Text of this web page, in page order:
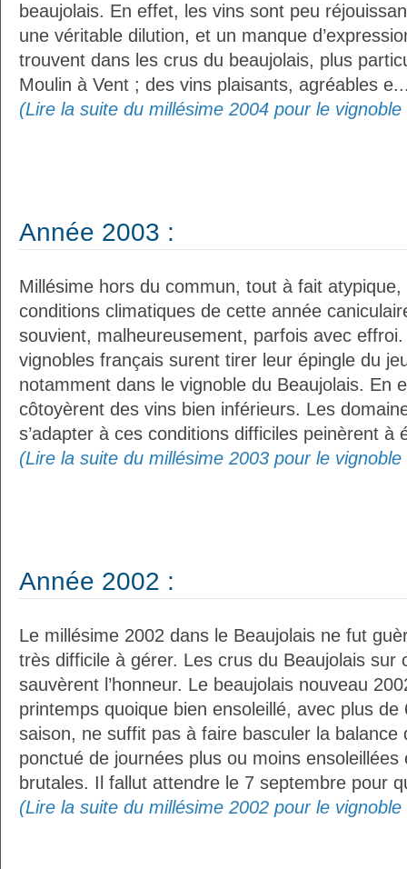
beaujolais. En effet, les vins sont peu
une véritable dilution, et un manque
trouvent dans les crus du beaujolais, plus
Moulin à Vent ; des vins plaisants, agréables
(Lire la suite du millésime 2004 pour le
Année 2003 :
Millésime hors du commun, tout à fait atypique,
conditions climatiques de cette année
souvient, malheureusement, parfois avec
vignobles français surent tirer leur épingle du
notamment dans le vignoble du Beaujolais. En
côtoyèrent des vins bien inférieurs. Les
s’adapter à ces conditions difficiles peinèrent à
(Lire la suite du millésime 2003 pour le
Année 2002 :
Le millésime 2002 dans le Beaujolais ne fut
très difficile à gérer. Les crus du Beaujolais sur
sauvèrent l’honneur. Le beaujolais nouveau
printemps quoique bien ensoleillé, avec plus
saison, ne suffit pas à faire basculer la balance
ponctué de journées plus ou moins
brutales. Il fallut attendre le 7 septembre pour
(Lire la suite du millésime 2002 pour le